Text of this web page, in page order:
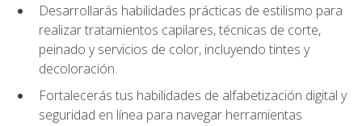
Desarrollarás habilidades prácticas de estilismo para
realizar tratamientos capilares, técnicas de corte,
peinado y servicios de color, incluyendo tintes y
decoloración.
Fortalecerás tus habilidades de alfabetización digital y
seguridad en línea para navegar herramientas